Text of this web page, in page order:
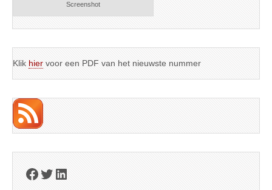
Screenshot
Klik hier voor een PDF van het nieuwste nummer
Facebook
Twitter
LinkedIn